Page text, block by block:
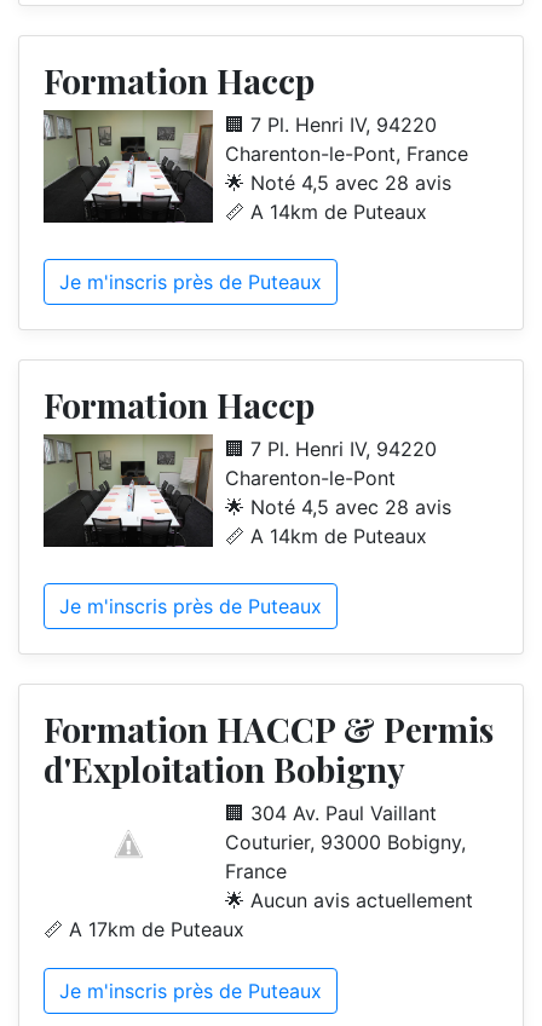
Formation Haccp
🏢 7 Pl. Henri IV, 94220
Charenton-le-Pont, France
🌟 Noté 4,5 avec 28 avis
📏 A 14km de Puteaux
Je m'inscris près de Puteaux
Formation Haccp
🏢 7 Pl. Henri IV, 94220
Charenton-le-Pont
🌟 Noté 4,5 avec 28 avis
📏 A 14km de Puteaux
Je m'inscris près de Puteaux
Formation HACCP & Permis
d'Exploitation Bobigny
🏢 304 Av. Paul Vaillant
Couturier, 93000 Bobigny,
France
🌟 Aucun avis actuellement
📏 A 17km de Puteaux
Je m'inscris près de Puteaux